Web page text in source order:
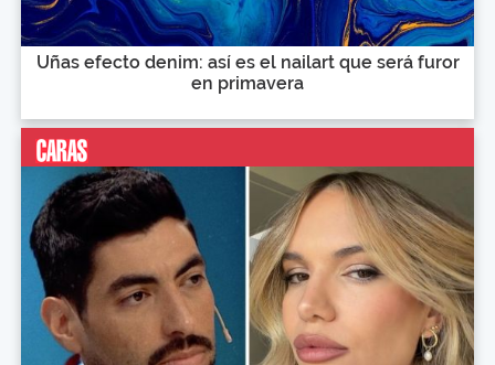
Uñas efecto denim: así es el nailart que será furor
en primavera